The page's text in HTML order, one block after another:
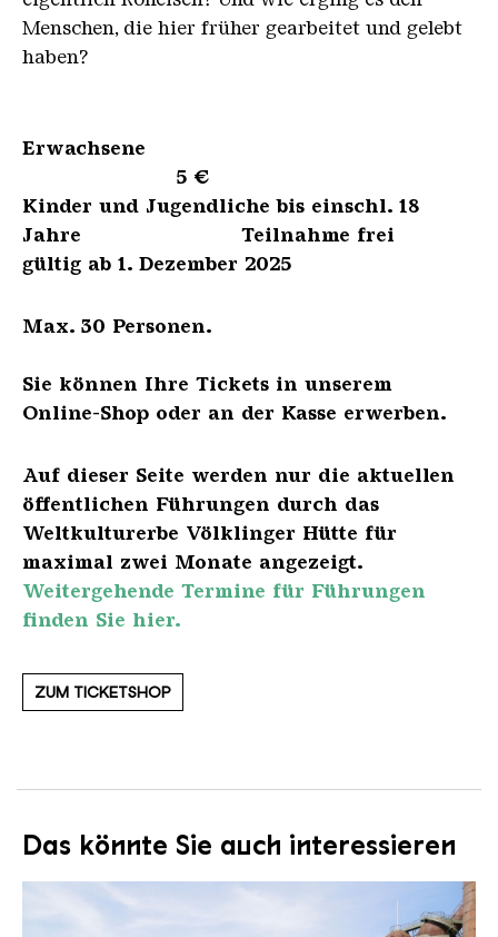
Menschen, die hier früher gearbeitet und gelebt
haben?
Erwachsene
5 €
Kinder und Jugendliche bis einschl. 18
Jahre Teilnahme frei
gültig ab 1. Dezember 2025
Max. 30 Personen.
Sie können Ihre Tickets in unserem
Online-Shop oder an der Kasse erwerben.
Auf dieser Seite werden nur die aktuellen
öffentlichen Führungen durch das
Weltkulturerbe Völklinger Hütte für
maximal zwei Monate angezeigt.
Weitergehende Termine für Führungen
finden Sie hier.
ZUM TICKETSHOP
Das könnte Sie auch interessieren